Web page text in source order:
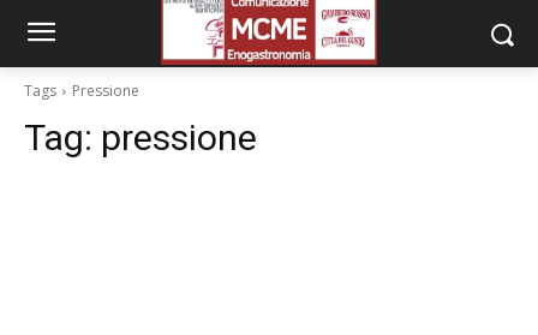
Tags Pressione
Tag: pressione